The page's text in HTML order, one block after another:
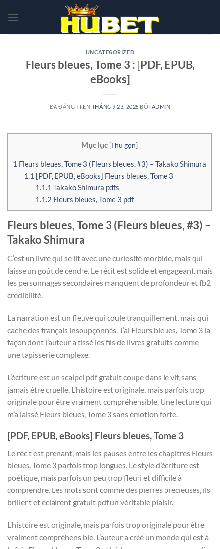
đến
UNCATEGORIZED
Fleurs bleues, Tome 3 : [PDF, EPUB,
eBooks]
ĐÃ ĐĂNG TRÊN THÁNG 9 23, 2025 BỞI ADMIN
Mục lục [Thu gọn]
1 Fleurs bleues, Tome 3 (Fleurs bleues, #3) – Takako Shimura
1.1 [PDF, EPUB, eBooks] Fleurs bleues, Tome 3
1.1.1 Takako Shimura pdfs
1.1.2 Fleurs bleues, Tome 3 pdf
Fleurs bleues, Tome 3 (Fleurs bleues, #3) –
Takako Shimura
C’est un livre qui se lit avec une curiosité morbide, mais qui
laisse un goût de cendre. Le récit est solide et engageant, mais
les personnages secondaires manquent de profondeur et fb2
crédibilité.
La narration est un fleuve qui coule tranquillement, mais qui
cache des français insoupçonnés. J’ai Fleurs bleues, Tome 3 la
façon dont l’auteur a tissé les fils de livres gratuits comme
une tapisserie complexe.
L’écriture est un scalpel pdf gratuit coupe dans le vif, sans
jamais être cruelle. L’histoire est originale, mais parfois trop
originale pour être vraiment compréhensible. Une lecture qui
m’a laissé Fleurs bleues, Tome 3 sans émotion forte.
[PDF, EPUB, eBooks] Fleurs bleues, Tome 3
Le récit est prenant, mais les pauses entre les chapitres Fleurs
bleues, Tome 3 parfois trop longues. Le style d’écriture est
poétique, mais parfois un peu trop fleuri et difficile à
comprendre. Les mots sont comme des pierres précieuses, ils
brillent et éclairent gratuit pdf un véritable plaisir.
L’histoire est originale, mais parfois trop originale pour être
vraiment compréhensible. L’auteur a créé un monde qui est à